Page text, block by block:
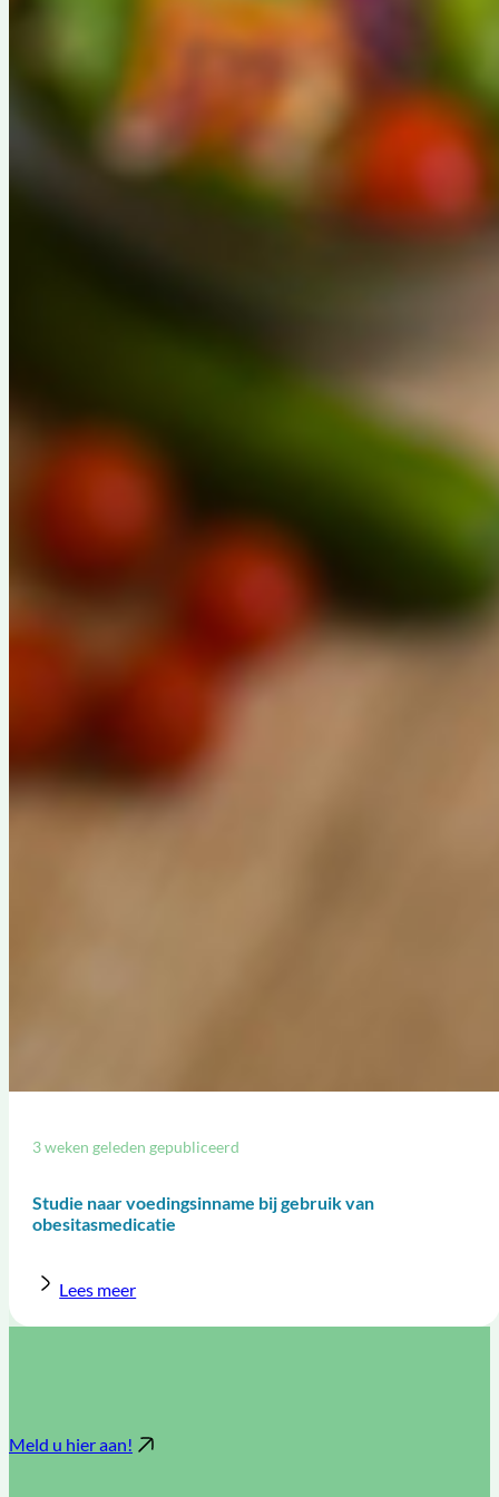
Studie naar voedingsinname bij gebruik van
obesitasmedicatie
3 weken geleden gepubliceerd
Lees meer
Meld u hier aan!